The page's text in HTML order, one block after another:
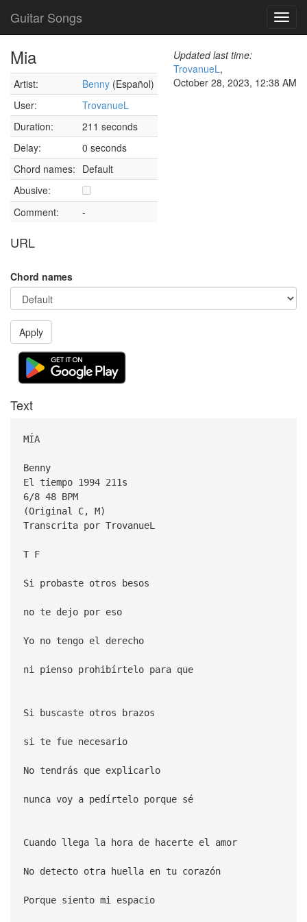
Guitar Songs
Mia
Artist: Benny (Español)
User:
TrovanueL
Duration:
211 seconds
Delay:
0 seconds
Chord names: Default
Abusive:
Comment:
-
URL
Updated last time:
TrovanueL,
October 28, 2023, 12:38 AM
Chord names
Apply
Text
MÍA
Benny
El tiempo 1994 211s
6/8 48 BPM
(Original C, M)
Transcrita por TrovanueL
T F
Si probaste otros besos
no te dejo por eso
Yo no tengo el derecho
ni pienso prohibírtelo para que
Si buscaste otros brazos
si te fue necesario
No tendrás que explicarlo
nunca voy a pedírtelo porque sé
Cuando llega la hora de hacerte el amor
No detecto otra huella en tu corazón
Porque siento mi espacio